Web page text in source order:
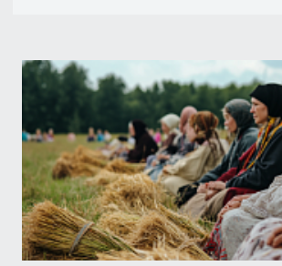
Новинки
Товары недели
Безоплатная доставка
на заказ от 4 тыс. руб. со скидкой
Оберег в подарок